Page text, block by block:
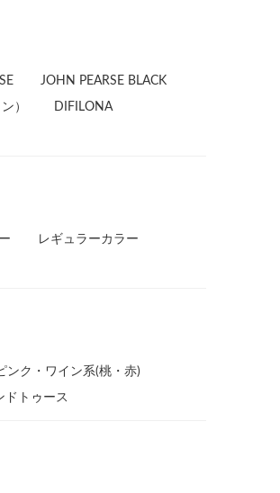
JOHN PEARSE BLACK
） DIFILONA
レギュラーカラー
ンク・ワイン系(桃・赤)
ドトゥース